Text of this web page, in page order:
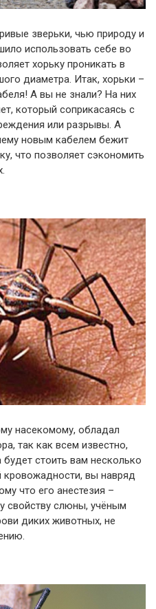
зверьки, чью природу и
использовать себе во
хорьку проникать в
диаметра. Итак, хорьки –
А вы не знали? На них
который соприкасаясь с
или разрывы. А
новым кабелем бежит
что позволяет сэкономить
насекомому, обладал
так как всем известно,
будет стоить вам несколько
кровожадности, вы навряд
что его анестезия –
свойству слюны, учёным
диких животных, не